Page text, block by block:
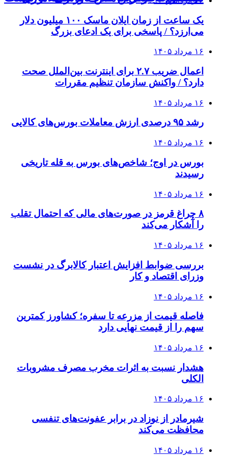
یک ساعت از زمان ایلان ماسک ۱۰۰ میلیون دلار
می‌ارزد؟ / پاسخی برای یک ادعای بزرگ
۱۶ مرداد ۱۴۰۵
اعمال ضریب ۲.۷ برای اینترنت بین‌الملل صحت
دارد؟ / واکنش سازمان تنظیم مقررات
۱۶ مرداد ۱۴۰۵
رشد ۹۵ درصدی ارزش معاملات بورس‌های کالایی
۱۶ مرداد ۱۴۰۵
بورس در اوج؛ شاخص‌های بورس به قله تاریخی
رسیدند
۱۶ مرداد ۱۴۰۵
۸ چراغ قرمز در صورت‌های مالی که احتمال تقلب
را آشکار می‌کند
۱۶ مرداد ۱۴۰۵
بررسی ضوابط افزایش اعتبار کالابرگ در نشست
وزرای اقتصاد و کار
۱۶ مرداد ۱۴۰۵
فاصله قیمت از مزرعه تا سفره؛ کشاورز کمترین
سهم را از قیمت نهایی دارد
۱۶ مرداد ۱۴۰۵
هشدار نسبت به اثرات مخرب مصرف مشروبات
الکلی
۱۶ مرداد ۱۴۰۵
شیرمادر از نوزاد در برابر عفونت‌های تنفسی
محافظت می‌کند
۱۶ مرداد ۱۴۰۵